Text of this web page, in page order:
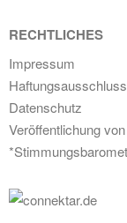
RECHTLICHES
Impressum
Haftungsausschluss
Datenschutz
Veröffentlichung